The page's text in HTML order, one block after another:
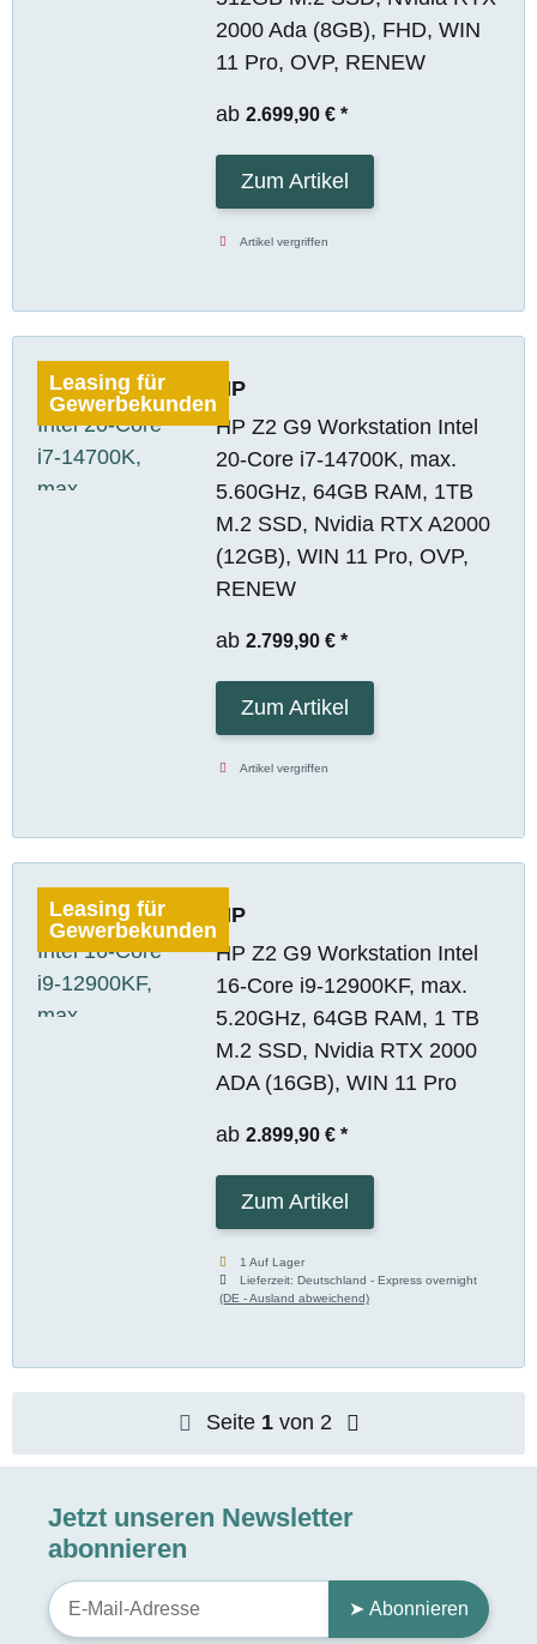
2000 Ada (8GB), FHD, WIN
11 Pro, OVP, RENEW
ab 2.699,90 € *
Zum Artikel
Artikel vergriffen
Leasing für
Gewerbekunden
HP
HP Z2 G9 Workstation Intel
20-Core i7-14700K, max.
5.60GHz, 64GB RAM, 1TB
M.2 SSD, Nvidia RTX A2000
(12GB), WIN 11 Pro, OVP,
RENEW
ab 2.799,90 € *
Zum Artikel
Artikel vergriffen
Leasing für
Gewerbekunden
HP
HP Z2 G9 Workstation Intel
16-Core i9-12900KF, max.
5.20GHz, 64GB RAM, 1 TB
M.2 SSD, Nvidia RTX 2000
ADA (16GB), WIN 11 Pro
ab 2.899,90 € *
Zum Artikel
1 Auf Lager
Lieferzeit:Deutschland - Express overnight
(DE - Ausland abweichend)
Seite 1von 2
Jetzt unseren Newsletter
abonnieren
➤ Abonnieren